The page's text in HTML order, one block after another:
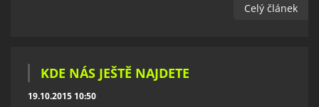
Celý článek
KDE NÁS JEŠTĚ NAJDETE
19.10.2015 10:50